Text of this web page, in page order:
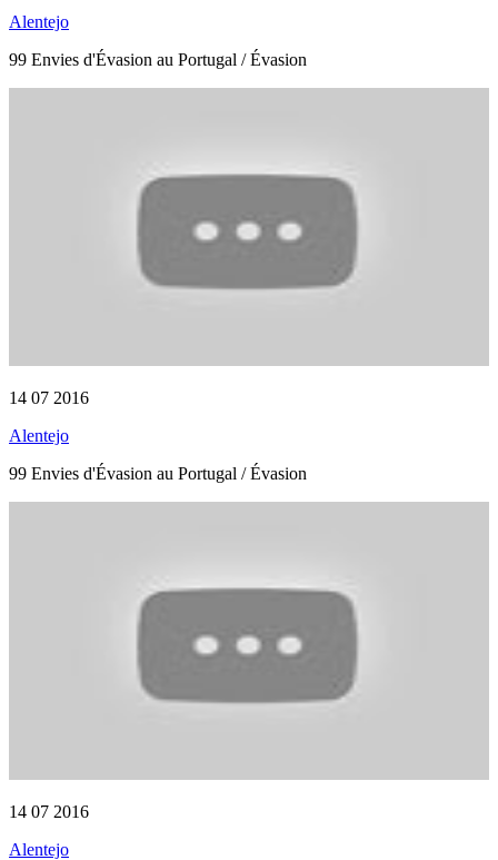
Alentejo
99 Envies d'Évasion au Portugal / Évasion
14 07 2016
Alentejo
99 Envies d'Évasion au Portugal / Évasion
14 07 2016
Alentejo